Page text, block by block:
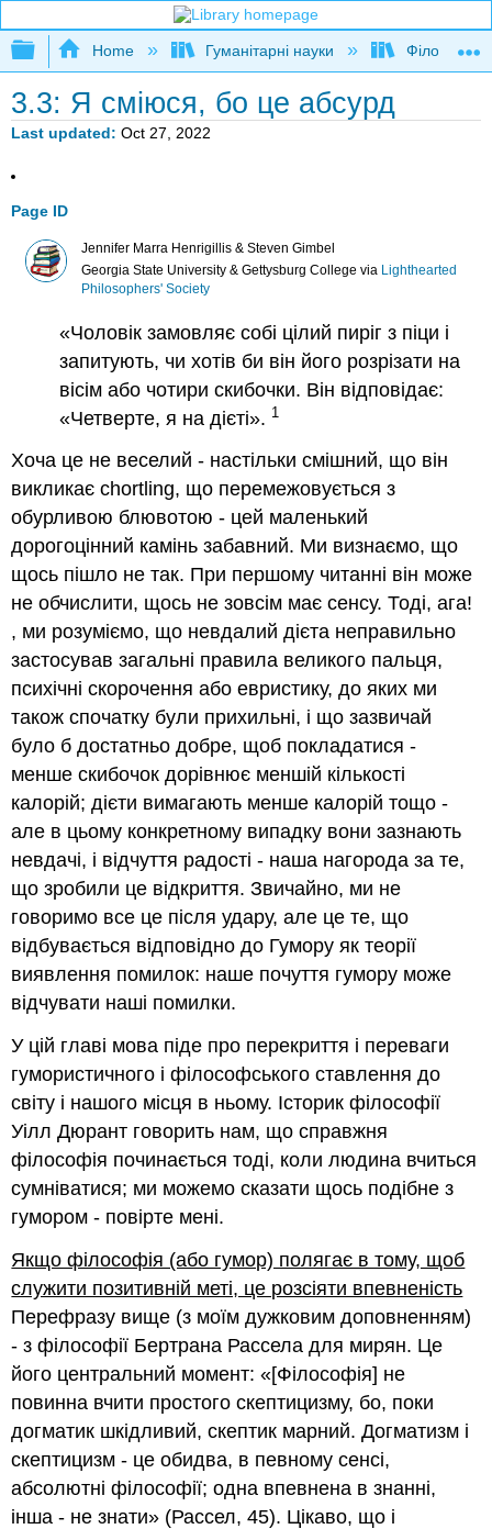
Expand/collapse global hierarchy
Home Гуманітарні науки Філософія
3.3: Я сміюся, бо це абсурд
Last updated Oct 27, 2022
Page ID
Jennifer Marra Henrigillis & Steven Gimbel
Georgia State University & Gettysburg College via Lighthearted
Philosophers' Society
«Чоловік замовляє собі цілий пиріг з піци і
запитують, чи хотів би він його розрізати на
вісім або чотири скибочки. Він відповідає:
«Четверте, я на дієті». 1
Хоча це не веселий - настільки смішний, що він
викликає chortling, що перемежовується з
обурливою блювотою - цей маленький
дорогоцінний камінь забавний. Ми визнаємо, що
щось пішло не так. При першому читанні він може
не обчислити, щось не зовсім має сенсу. Тоді, ага!
, ми розуміємо, що невдалий дієта неправильно
застосував загальні правила великого пальця,
психічні скорочення або евристику, до яких ми
також спочатку були прихильні, і що зазвичай
було б достатньо добре, щоб покладатися -
менше скибочок дорівнює меншій кількості
калорій; дієти вимагають менше калорій тощо -
але в цьому конкретному випадку вони зазнають
невдачі, і відчуття радості - наша нагорода за те,
що зробили це відкриття. Звичайно, ми не
говоримо все це після удару, але це те, що
відбувається відповідно до Гумору як теорії
виявлення помилок: наше почуття гумору може
відчувати наші помилки.
У цій главі мова піде про перекриття і переваги
гумористичного і філософського ставлення до
світу і нашого місця в ньому. Історик філософії
Уілл Дюрант говорить нам, що справжня
філософія починається тоді, коли людина вчиться
сумніватися; ми можемо сказати щось подібне з
гумором - повірте мені.
Якщо філософія (або гумор) полягає в тому, щоб
служити позитивній меті, це розсіяти впевненість
Перефразу вище (з моїм дужковим доповненням)
- з філософії Бертрана Рассела для мирян. Це
його центральний момент: «[Філософія] не
повинна вчити простого скептицизму, бо, поки
догматик шкідливий, скептик марний. Догматизм і
скептицизм - це обидва, в певному сенсі,
абсолютні філософії; одна впевнена в знанні,
інша - не знати» (Рассел, 45). Цікаво, що і